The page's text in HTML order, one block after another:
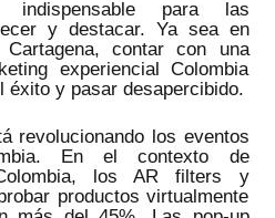
indispensable para las
y destacar. Ya sea en
contar con una
experiencial Colombia
éxito y pasar desapercibido.
revolucionando los eventos
En el contexto de
los AR filters y
productos virtualmente